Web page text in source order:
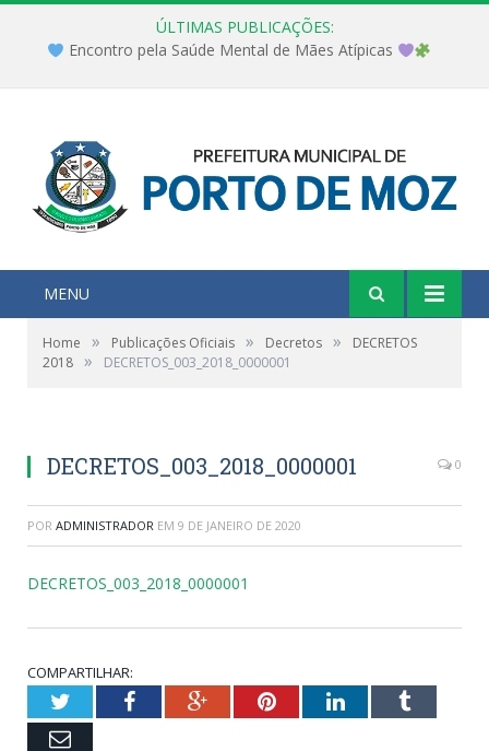
ÚLTIMAS PUBLICAÇÕES:
Encontro pela Saúde Mental de Mães Atípicas
MENU
Home » Publicações Oficiais » Decretos »
DECRETOS
2018 » DECRETOS_003_2018_0000001
DECRETOS_003_2018_0000001 0
POR ADMINISTRADOR EM 9 DE JANEIRO DE 2020
DECRETOS_003_2018_0000001
COMPARTILHAR:
TwitterFacebookGoogle+PinterestLinkedInTumblr
Email